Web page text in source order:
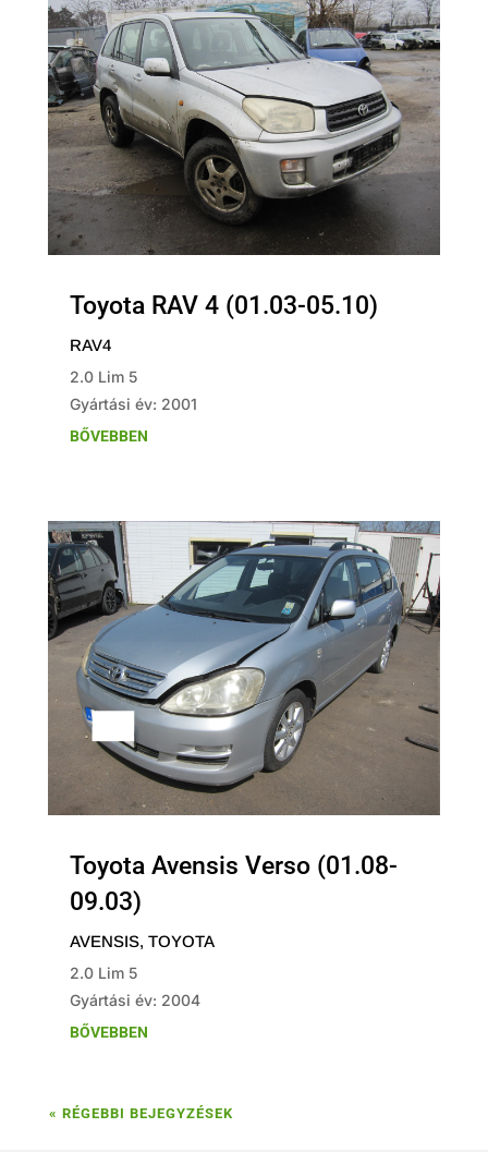
Toyota RAV 4 (01.03-05.10)
RAV4
2.0 Lim 5
Gyártási év: 2001
BŐVEBBEN
Toyota Avensis Verso (01.08-
09.03)
AVENSIS, TOYOTA
2.0 Lim 5
Gyártási év: 2004
BŐVEBBEN
« RÉGEBBI BEJEGYZÉSEK